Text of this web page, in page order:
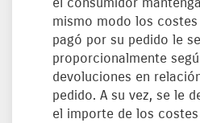
el consumidor
mismo modo los
pagó por su pedido le
proporcionalmente
devoluciones en
pedido. A su vez, se le
el importe de los